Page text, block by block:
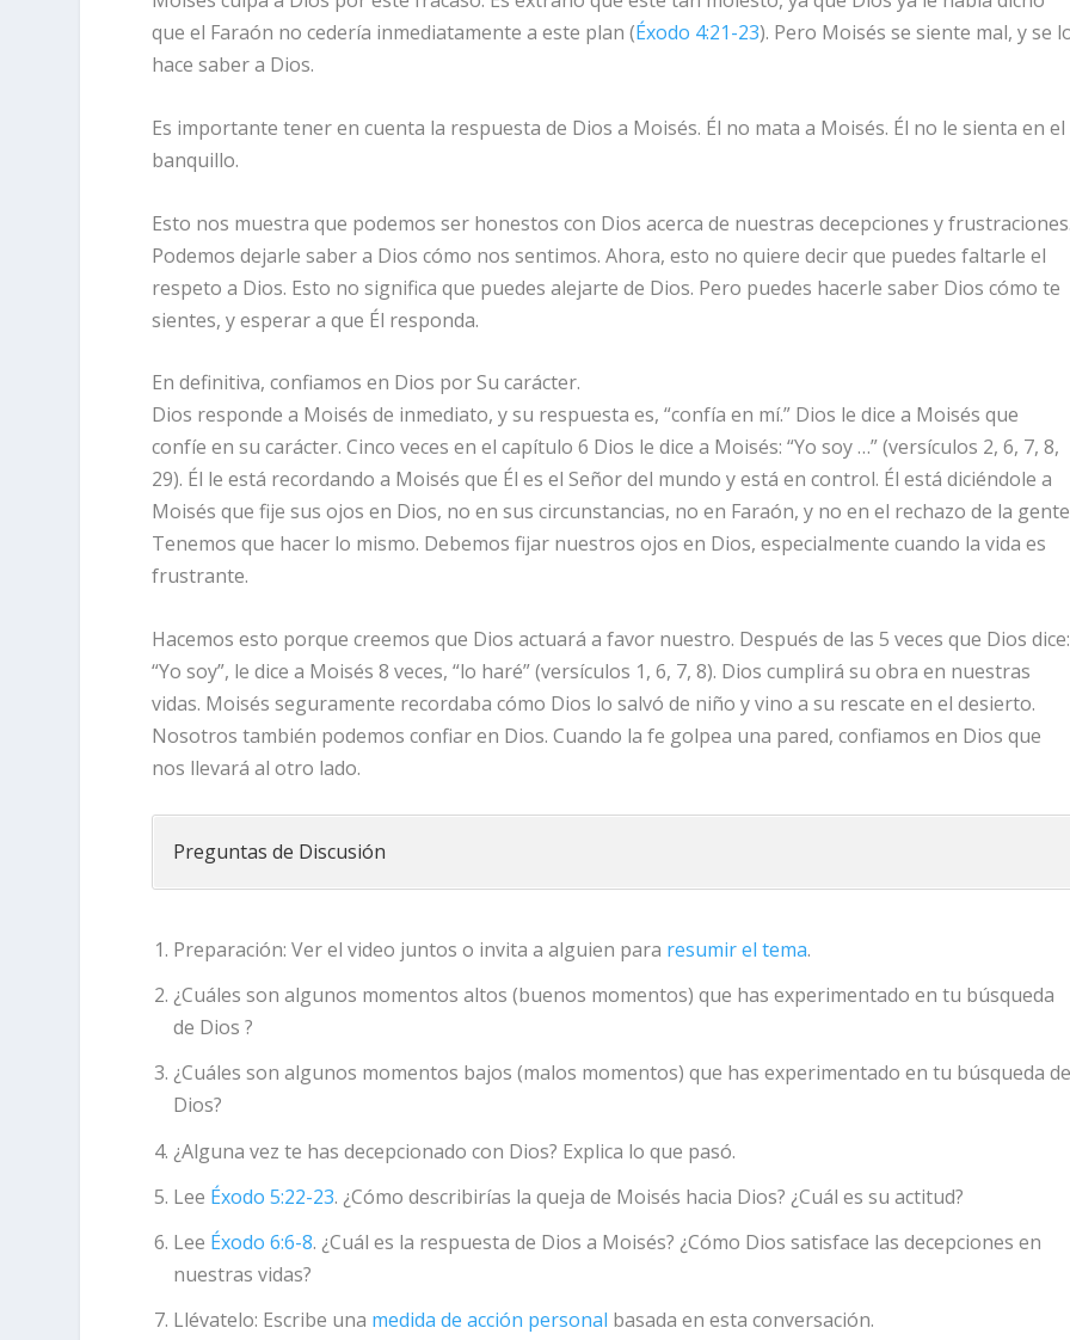
que el Faraón no cedería inmediatamente a este plan (Éxodo 4:21-23). Pero Moisés se siente mal, y se
hace saber a Dios.
Es importante tener en cuenta la respuesta de Dios a Moisés. Él no mata a Moisés. Él no le sienta en el
banquillo.
Esto nos muestra que podemos ser honestos con Dios acerca de nuestras decepciones y
Podemos dejarle saber a Dios cómo nos sentimos. Ahora, esto no quiere decir que puedes faltarle el
respeto a Dios. Esto no significa que puedes alejarte de Dios. Pero puedes hacerle saber Dios cómo te
sientes, y esperar a que Él responda.
En definitiva, confiamos en Dios por Su carácter.
Dios responde a Moisés de inmediato, y su respuesta es, “confía en mí.” Dios le dice a Moisés que
confíe en su carácter. Cinco veces en el capítulo 6 Dios le dice a Moisés: “Yo soy …” (versículos 2, 6, 7, 8,
29). Él le está recordando a Moisés que Él es el Señor del mundo y está en control. Él está diciéndole a
Moisés que fije sus ojos en Dios, no en sus circunstancias, no en Faraón, y no en el rechazo de la
Tenemos que hacer lo mismo. Debemos fijar nuestros ojos en Dios, especialmente cuando la vida es
frustrante.
Hacemos esto porque creemos que Dios actuará a favor nuestro. Después de las 5 veces que Dios dice:
“Yo soy”, le dice a Moisés 8 veces, “lo haré” (versículos 1, 6, 7, 8). Dios cumplirá su obra en nuestras
vidas. Moisés seguramente recordaba cómo Dios lo salvó de niño y vino a su rescate en el desierto.
Nosotros también podemos confiar en Dios. Cuando la fe golpea una pared, confiamos en Dios que
nos llevará al otro lado.
Preguntas de Discusión
Preparación:Ver el video juntos o invita a alguien para resumir el tema.
¿Cuáles son algunos momentos altos (buenos momentos) que has experimentado en tu búsqueda
de Dios ?
¿Cuáles son algunos momentos bajos (malos momentos) que has experimentado en tu búsqueda
Dios?
¿Alguna vez te has decepcionado con Dios? Explica lo que pasó.
Lee Éxodo 5:22-23. ¿Cómo describirías la queja de Moisés hacia Dios? ¿Cuál es su actitud?
Lee Éxodo 6:6-8. ¿Cuál es la respuesta de Dios a Moisés? ¿Cómo Dios satisface las decepciones en
nuestras vidas?
Llévatelo: Escribe una medida de acción personal basada en esta conversación.